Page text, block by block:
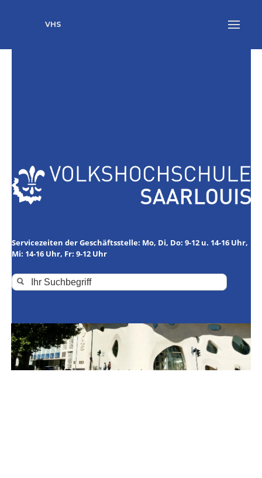
VHS
Servicezeiten der Geschäftsstelle: Mo, Di, Do: 9-12 u. 14-16 Uhr,
Mi: 14-16 Uhr, Fr: 9-12 Uhr